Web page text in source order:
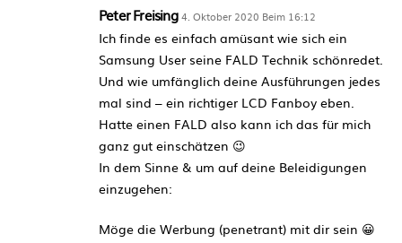
Peter Freising 4. Oktober 2020 Beim 16:12
Ich finde es einfach amüsant wie sich ein
Samsung User seine FALD Technik schönredet.
Und wie umfänglich deine Ausführungen jedes
mal sind – ein richtiger LCD Fanboy eben.
Hatte einen FALD also kann ich das für mich
ganz gut einschätzen 😉
In dem Sinne & um auf deine Beleidigungen
einzugehen:
Möge die Werbung (penetrant) mit dir sein 😀